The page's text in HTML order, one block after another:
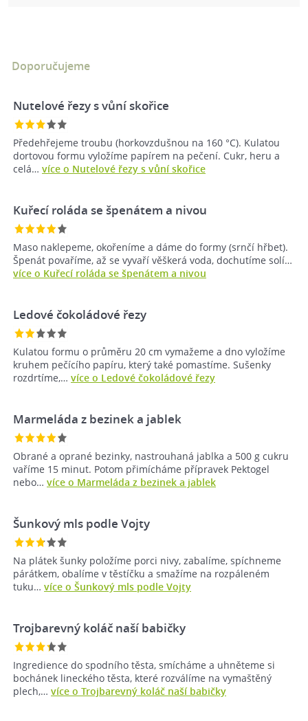
Doporučujeme
Nutelové řezy s vůní skořice
Předehřejeme troubu (horkovzdušnou na 160 °C). Kulatou
dortovou formu vyložíme papírem na pečení. Cukr, heru a
celá… více o Nutelové řezy s vůní skořice
Kuřecí roláda se špenátem a nivou
Maso naklepeme, okořeníme a dáme do formy (srnčí hřbet).
Špenát povaříme, až se vyvaří věškerá voda, dochutíme solí…
více o Kuřecí roláda se špenátem a nivou
Ledové čokoládové řezy
Kulatou formu o průměru 20 cm vymažeme a dno vyložíme
kruhem pečícího papíru, který také pomastíme. Sušenky
rozdrtíme,… více o Ledové čokoládové řezy
Marmeláda z bezinek a jablek
Obrané a oprané bezinky, nastrouhaná jablka a 500 g cukru
vaříme 15 minut. Potom přimícháme přípravek Pektogel
nebo… více o Marmeláda z bezinek a jablek
Šunkový mls podle Vojty
Na plátek šunky položíme porci nivy, zabalíme, spíchneme
párátkem, obalíme v těstíčku a smažíme na rozpáleném
tuku… více o Šunkový mls podle Vojty
Trojbarevný koláč naší babičky
Ingredience do spodního těsta, smícháme a uhněteme si
bochánek lineckého těsta, které rozválíme na vymaštěný
plech,… více o Trojbarevný koláč naší babičky